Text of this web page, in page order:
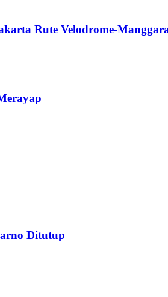
Rute Velodrome-
Ditutup